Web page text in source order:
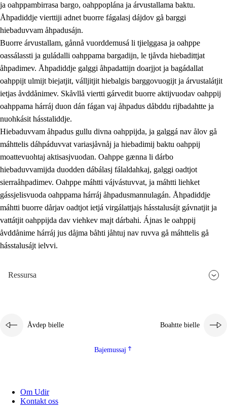
ja oahppambirrasa bargo, oahppoplána ja árvustallama baktu.
Åhpadiddje vierttiji adnet buorre fágalasj dájdov gå barggi
hiebaduvvam åhpadusájn.
Buorre árvustallam, gånnå vuorddemusá li tjielggasa ja oahppe
oassálassti ja guládalli oahppama bargadijn, le tjåvda hiebadittjat
åhpadimev. Åhpadiddje galggi åhpadattijn doarjjot ja bagádallat
oahppijt ulmijt biejatjit, válljitjit hiebalgis barggovuogijt ja árvustalátjit
ietjas åvddånimev. Skåvllå viertti gárvedit buorre aktijvuodav oahppij
oahppama hárráj duon dán fágan vaj åhpadus dåbddu rijbadahtte ja
nuohkásit hásstaliddje.
Hiebaduvvam åhpadus gullu divna oahppijda, ja galggá nav ålov gå
máhttelis dáhpáduvvat variasjåvnåj ja hiebadimij baktu oahppij
moattevuohtaj aktisasjvuodan. Oahppe gænna li dárbo
hiebaduvvamijda duodden dábálasj fálaldahkaj, galggi oadtjot
sierraåhpadimev. Oahppe máhtti vájvástuvvat, ja máhtti liehket
gássjelisvuoda oahppama hárráj åhpadusmannulagán. Åhpadiddje
máhtti buorre dårjav oadtjot ietjá virgálattjajs hásstalusájt gávnatjit ja
vattátjit oahppijda dav viehkev majt dárbahi. Ájnas le oahppij
åvddånime hárráj jus dåjma båhti jåhtuj nav ruvva gå máhttelis gå
hásstalusájt ielvvi.
Ressursa
Åvdep bielle Boahtte bielle
Bajemussaj
Om Udir
Kontakt oss